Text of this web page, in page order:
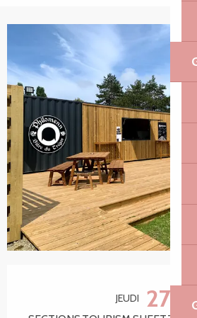
JEUDI 27